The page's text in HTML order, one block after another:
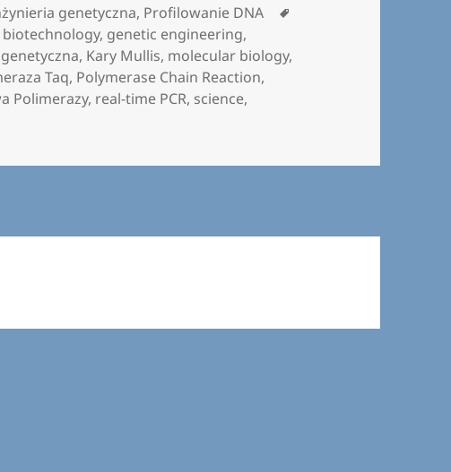
genetyczna, Profilowanie DNA
biotechnology, genetic engineering,
, Kary Mullis, molecular biology,
Taq, Polymerase Chain Reaction,
Polimerazy, real-time PCR, science,